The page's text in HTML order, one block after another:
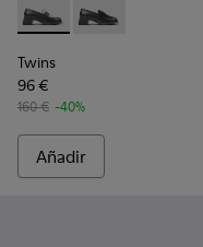
Twins - K201075-005 -
Twins -
Twins
96 €
160 € -40%
Añadir